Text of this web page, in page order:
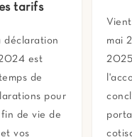
tarifs
déclaration
est
de
pour
de vie de
vos
mai